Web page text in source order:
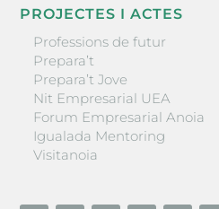
PROJECTES I ACTES
Professions de futur
Prepara’t
Prepara’t Jove
Nit Empresarial UEA
Forum Empresarial Anoia
Igualada Mentoring
Visitanoia